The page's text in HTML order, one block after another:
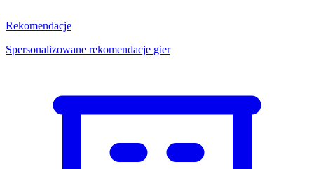
Rekomendacje
Spersonalizowane rekomendacje gier